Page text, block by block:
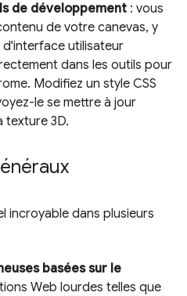
de développement : vous
de votre canevas, y
d'interface utilisateur
dans les outils pour
Modifiez un style CSS
le se mettre à jour
texture 3D.
incroyable dans plusieurs
basées sur le
Web lourdes telles que